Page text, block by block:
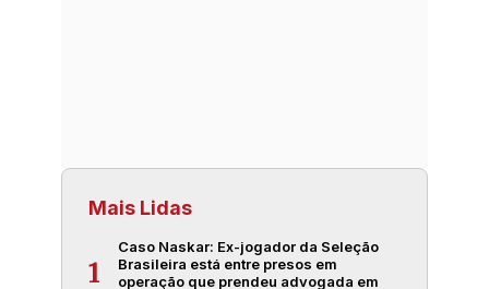
Mais Lidas
1
Caso Naskar: Ex-jogador da Seleção
Brasileira está entre presos em
operação que prendeu advogada em